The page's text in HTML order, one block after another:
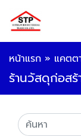
หน้าแรก » แคตต
ร้านวัสดุก่อส